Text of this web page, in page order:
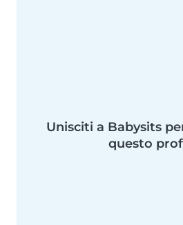
Unisciti a Babysits
questo